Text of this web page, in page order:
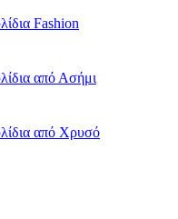
Fashion
από Ασήμι
από Χρυσό